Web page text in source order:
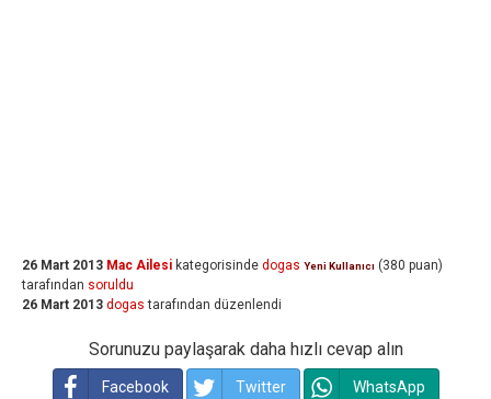
26 Mart 2013 Mac Ailesi kategorisinde dogas Yeni Kullanıcı (380 puan)
tarafından soruldu
26 Mart 2013 dogas tarafından düzenlendi
Sorunuzu paylaşarak daha hızlı cevap alın
Facebook Twitter WhatsApp